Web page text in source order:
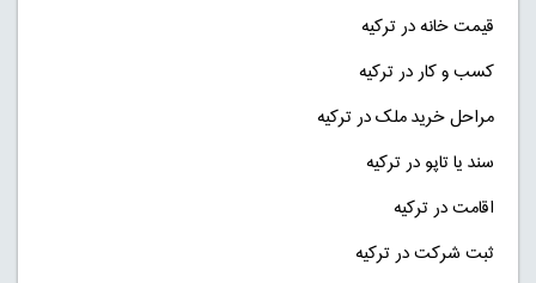
قیمت خانه در ترکیه
کسب و کار در ترکیه
مراحل خرید ملک در ترکیه
سند یا تاپو در ترکیه
اقامت در ترکیه
ثبت شرکت در ترکیه